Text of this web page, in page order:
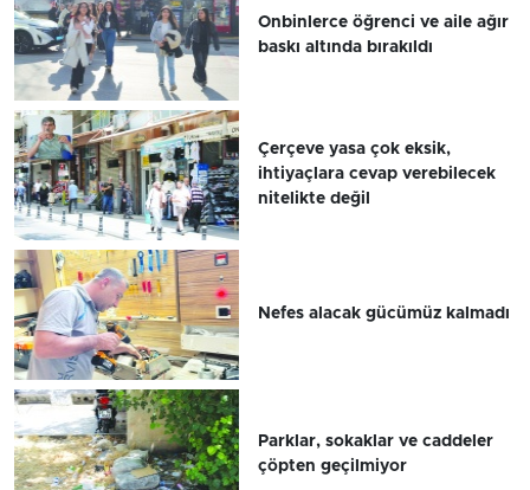
Onbinlerce öğrenci ve aile ağır
baskı altında bırakıldı
Çerçeve yasa çok eksik,
ihtiyaçlara cevap verebilecek
nitelikte değil
Nefes alacak gücümüz kalmadı
Parklar, sokaklar ve caddeler
çöpten geçilmiyor